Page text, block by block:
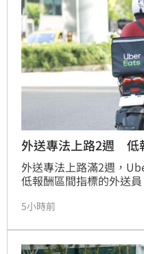
外送專法上路2週 低
外送專法上路滿2週，
低報酬區間指標的外送
的情況下，每名外送員平
5小時前